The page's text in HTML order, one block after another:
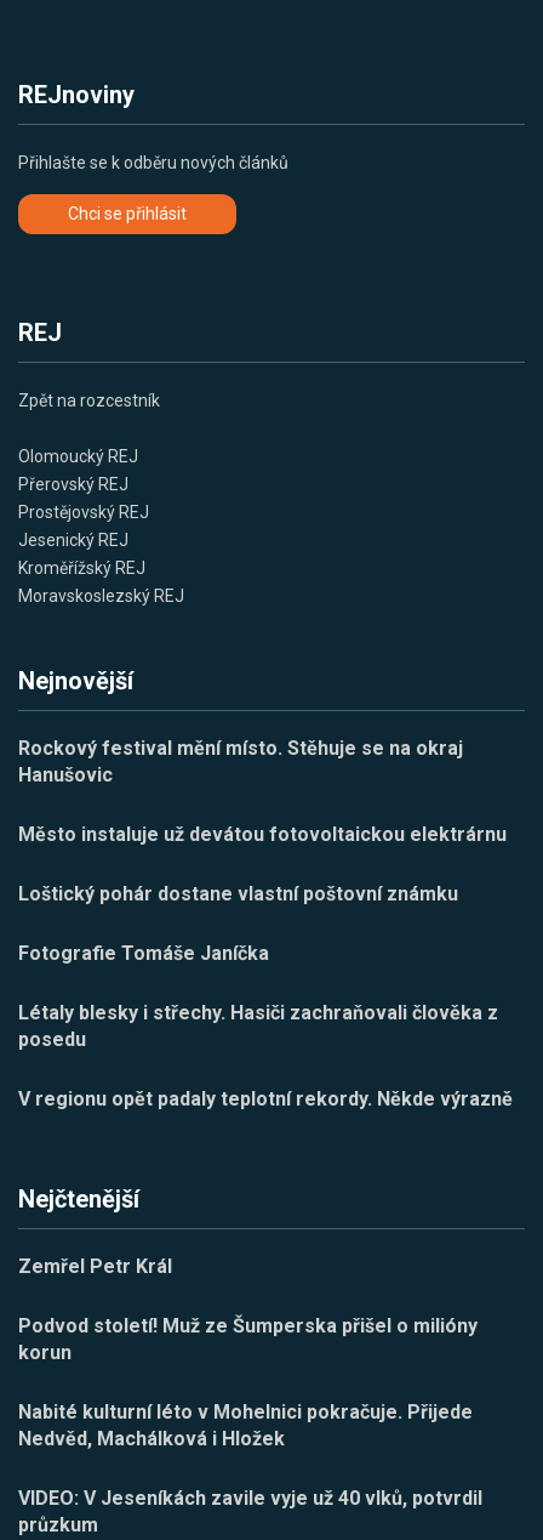
REJnoviny
Přihlašte se k odběru nových článků
Chci se přihlásit
REJ
Zpět na rozcestník
Olomoucký REJ
Přerovský REJ
Prostějovský REJ
Jesenický REJ
Kroměřížský REJ
Moravskoslezský REJ
Nejnovější
Rockový festival mění místo. Stěhuje se na okraj
Hanušovic
Město instaluje už devátou fotovoltaickou elektrárnu
Loštický pohár dostane vlastní poštovní známku
Fotografie Tomáše Janíčka
Létaly blesky i střechy. Hasiči zachraňovali člověka z
posedu
V regionu opět padaly teplotní rekordy. Někde výrazně
Nejčtenější
Zemřel Petr Král
Podvod století! Muž ze Šumperska přišel o milióny
korun
Nabité kulturní léto v Mohelnici pokračuje. Přijede
Nedvěd, Machálková i Hložek
VIDEO: V Jeseníkách zavile vyje už 40 vlků, potvrdil
průzkum